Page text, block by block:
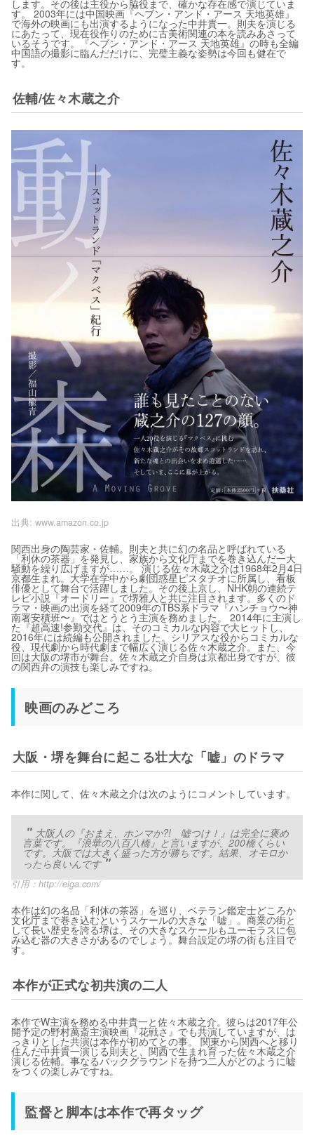
します。その後は主役から脇役まで、確かな存在感で演じていま
す。 2003年には中国映画『ヘブン・アンド・アース 天地英雄』
で海外の映画にも出演するようになった中井貴一。則夫を演じる
にあたって、現在役作りのために古美術関連の本を読みあさって
いるそうです。『ヘブン・アンド・アース 天地英雄』の時も全編
中国語の撮影に臨んだだけに、完璧主義な姿勢は今回も健在で
す。
佐輔/佐々木蔵之介
出典: www.amazon.co.jp
関西出身の陶芸家・佐輔。則夫と共に幻の名品と呼ばれている
「利休の茶器」を発見し、家族から文化庁までを巻き込んだ一大
騒動を繰り広げますが……。 演じる佐々木蔵之介は1968年2月4日
京都生まれ。大学在学中から劇団惑星ピスタチオに所属し、看板
俳優として舞台で活躍しました。その後上京し、NHK朝の連続テ
レビ小説『オードリー』で堺雅人と共に注目されます。多くのド
ラマ・映画の出演を経て2009年のTBS系ドラマ『ハンチョウ〜神
南署安積班〜』ではとうとう主演を務めました。 2014年に主演し
た『超高速!参勤交代』は、そのコミカルな内容で大ヒットし、
2016年には続編も公開されました。シリアスな役からコミカルな
役、現代劇から時代劇まで幅広く演じる佐々木蔵之介。また、今
回は大阪の堺市が舞台。佐々木蔵之介自身は京都出身ですが、彼
の関西弁の演技も楽しみですね。
映画のみどころ
大阪・堺を舞台に起こる壮大な「嘘」のドラマ
本作に関して、佐々木蔵之介は次のようにコメントしています。
大阪人の『おまえ、ホンマか?! 嘘つけ！』は完全に褒め
言葉です。『浪華の八百八橋』と言いますが、200橋くらい
です。大阪では大きく盛った方が勝ちです。結果、オモロか
ったら良いんです
引用：http://eiga.com/
本作は幻の名品「利休の茶器」を巡り、ベテラン鑑定士どころか
文化庁まで巻き込むというスケールの大きな「嘘」。商業の街と
して長い歴史を誇る堺は、その大きなスケールもユーモラスに包
み込む器の大きさがあるのでしょう。舞台設定の堺の街も注目で
す。
本作が正式な初共演の二人
本作でW主演を務める中井貴一と佐々木蔵之介。彼らは2017年公
開予定の野村萬斎主演映画『花戦さ』でも共演していますが、は
っきりとした共演は本作が初めてとの事。 関東から関西へと移り
住んだ中井貴一演じる則夫と、関西で生まれ育った佐々木蔵之介
演じる佐輔。事なるバックグラウンドを持つ二人がどのように嘘
をつくの楽しみですね。
監督と脚本は本作で再タッグ